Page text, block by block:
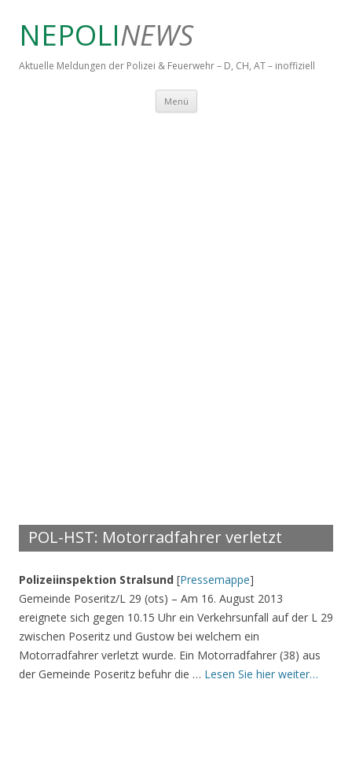
NEPOLINEWS
Aktuelle Meldungen der Polizei & Feuerwehr – D, CH, AT – inoffiziell
Menü Springe zum Inhalt
POL-HST: Motorradfahrer verletzt
Polizeiinspektion Stralsund [Pressemappe]
Gemeinde Poseritz/L 29 (ots) – Am 16. August 2013
ereignete sich gegen 10.15 Uhr ein Verkehrsunfall auf der L 29
zwischen Poseritz und Gustow bei welchem ein
Motorradfahrer verletzt wurde. Ein Motorradfahrer (38) aus
der Gemeinde Poseritz befuhr die … Lesen Sie hier weiter…